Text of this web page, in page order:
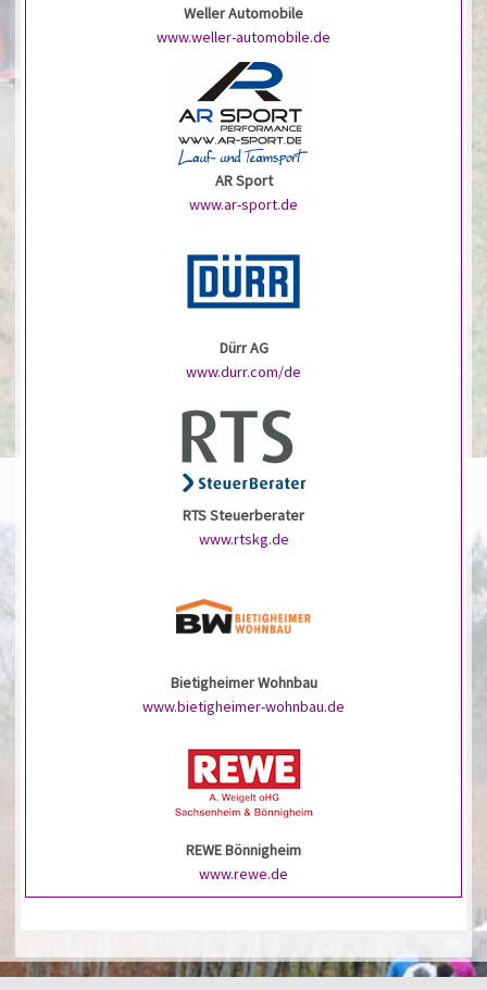
Weller Automobile
www.weller-automobile.de
AR Sport
www.ar-sport.de
Dürr AG
www.durr.com/de
RTS Steuerberater
www.rtskg.de
Bietigheimer Wohnbau
www.bietigheimer-wohnbau.de
REWE Bönnigheim
www.rewe.de